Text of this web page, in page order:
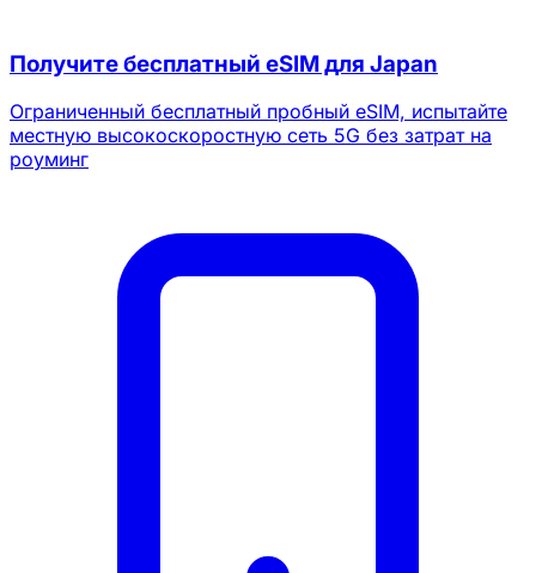
Получите бесплатный eSIM для Japan
Ограниченный бесплатный пробный eSIM, испытайте
местную высокоскоростную сеть 5G без затрат на
роуминг